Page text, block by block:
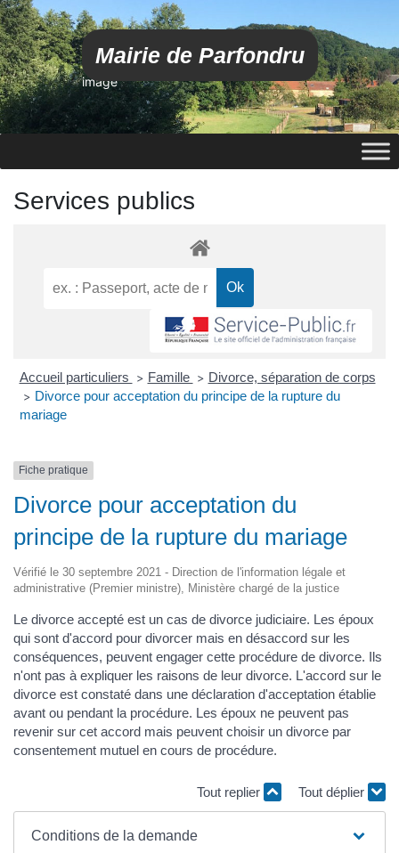
Mairie de Parfondru
image
Services publics
Accueil particuliers > Famille > Divorce, séparation de corps
> Divorce pour acceptation du principe de la rupture du
mariage
Fiche pratique
Divorce pour acceptation du
principe de la rupture du mariage
Vérifié le 30 septembre 2021 - Direction de l'information légale et
administrative (Premier ministre), Ministère chargé de la justice
Le divorce accepté est un cas de divorce judiciaire. Les époux
qui sont d'accord pour divorcer mais en désaccord sur les
conséquences, peuvent engager cette procédure de divorce. Ils
n'ont pas à expliquer les raisons de leur divorce. L'accord sur le
divorce est constaté dans une déclaration d'acceptation établie
avant ou pendant la procédure. Les époux ne peuvent pas
revenir sur cet accord mais peuvent choisir un divorce par
consentement mutuel en cours de procédure.
Tout replier Tout déplier
Conditions de la demande